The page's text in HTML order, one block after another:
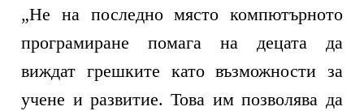
„Не на последно място компютърното
програмиране помага на децата да
виждат грешките като възможности за
учене и развитие. Това им позволява да